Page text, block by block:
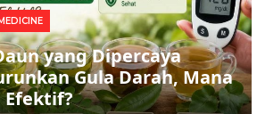
yang Dipercaya
Gula Darah, Mana
Efektif?